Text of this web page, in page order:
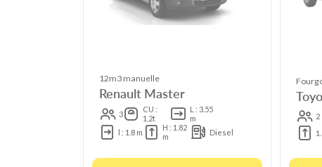
12m3 manuelle
Renault Master
3
CU :
1,2t
L : 3.55
m
l : 1.8 m
H : 1.82
m
Diesel
2